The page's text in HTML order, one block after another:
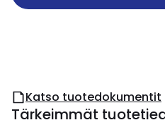
Katso tuotedokumentit
Tärkeimmät